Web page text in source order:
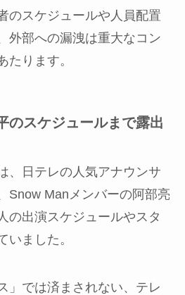
のスケジュールや人員配置
外部への漏洩は重大なコン
たります。
のスケジュールまで露出
、日テレの人気アナウンサ
Snow Manメンバーの阿部亮
の出演スケジュールやスタ
いました。
」では済まされない、テレ